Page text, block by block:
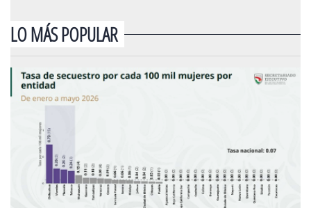
LO MÁS POPULAR